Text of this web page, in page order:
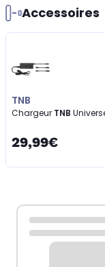
Accessoires
TNB
Chargeur TNB
29,99€